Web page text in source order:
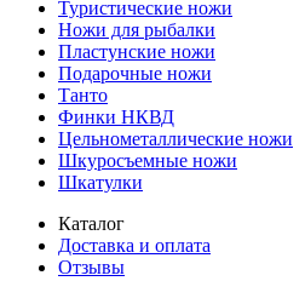
Туристические ножи
Ножи для рыбалки
Пластунские ножи
Подарочные ножи
Танто
Финки НКВД
Цельнометаллические ножи
Шкуросъемные ножи
Шкатулки
Каталог
Доставка и оплата
Отзывы